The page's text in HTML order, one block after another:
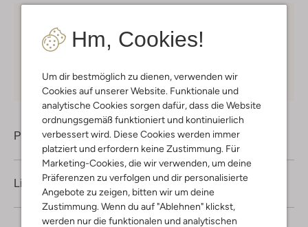
Hm, Cookies!
Um dir bestmöglich zu dienen, verwenden wir
Cookies auf unserer Website. Funktionale und
analytische Cookies sorgen dafür, dass die Website
ordnungsgemäß funktioniert und kontinuierlich
verbessert wird. Diese Cookies werden immer
platziert und erfordern keine Zustimmung. Für
Marketing-Cookies, die wir verwenden, um deine
Präferenzen zu verfolgen und dir personalisierte
Angebote zu zeigen, bitten wir um deine
Zustimmung. Wenn du auf "Ablehnen" klickst,
werden nur die funktionalen und analytischen
Kostenloser Versand
Mitglieder in Deutschland
Produktinformation
Lieferung & Rückgabe